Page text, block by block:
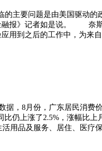
要问题是由美国驱动的
报》记者如是说。 奈斯
用到之后的工作中，
8月份，广东居民消费
上涨了2.5%，涨幅比上
活用品及服务、居住、